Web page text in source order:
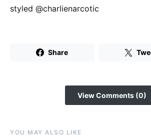
styled @charlienarcotic
Share
View Comments (0)
YOU MAY ALSO LIKE